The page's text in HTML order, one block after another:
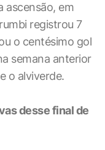
ascensão, em
registrou 7
o centésimo gol
semana anterior
o alviverde.
desse final de